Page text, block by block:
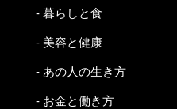
- 暮らしと食
- 美容と健康
- あの人の生き方
- お金と働き方